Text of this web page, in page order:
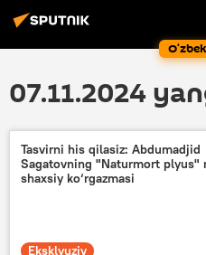
07.11.2024
Tasvirni his qilasiz: Abdumadjid
Sagatovning "Naturmort plyus"
shaxsiy ko‘rgazmasi
Eksklyuziv